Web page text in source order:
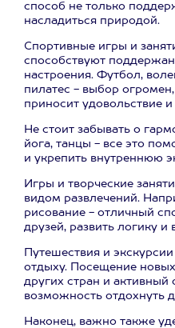
способ не только
насладиться природой.
Спортивные игры и
способствуют
настроения. Футбол,
пилатес - выбор
приносит удовольствие и
Не стоит забывать о
йога, танцы - все это
и укрепить внутреннюю
Игры и творческие
видом развлечений.
рисование - отличный
друзей, развить логику
Путешествия и
отдыху. Посещение
других стран и активный
возможность отдохнуть
Наконец, важно также